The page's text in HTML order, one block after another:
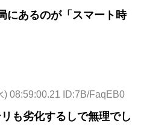
にあるのが「スマート時
) 08:59:00.21 ID:7B/FaqEB0
も劣化するしで無理でし